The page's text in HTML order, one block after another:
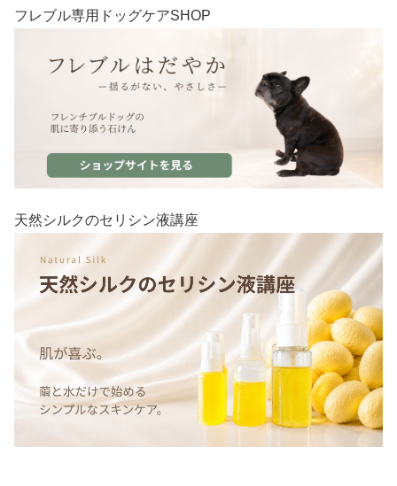
フレブル専用ドッグケアSHOP
天然シルクのセリシン液講座